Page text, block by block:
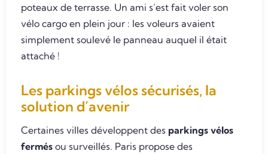
poteaux de terrasse. Un ami s’est fait voler son
vélo cargo en plein jour : les voleurs avaient
simplement soulevé le panneau auquel il était
attaché !
Les parkings vélos sécurisés, la
solution d’avenir
Certaines villes développent des parkings vélos
fermés ou surveillés. Paris propose des